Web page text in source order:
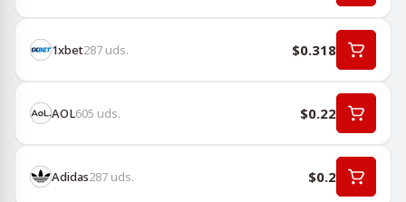
1хbet287 uds. $0.318
AOL605 uds. $0.22
Adidas287 uds. $0.2